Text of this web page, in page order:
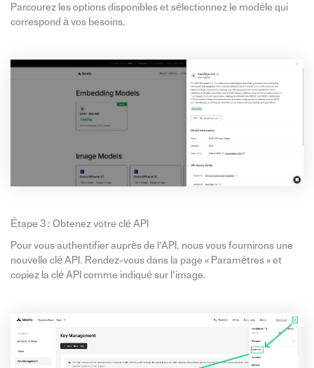
Parcourez les options disponibles et sélectionnez le modèle qui
correspond à vos besoins.
Étape 3 : Obtenez votre clé API
Pour vous authentifier auprès de l’API, nous vous fournirons une
nouvelle clé API. Rendez-vous dans la page « Paramètres » et
copiez la clé API comme indiqué sur l’image.